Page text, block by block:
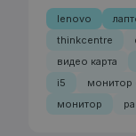
lenovo
thinkcentre
видео карта
i5
монитор
монитор